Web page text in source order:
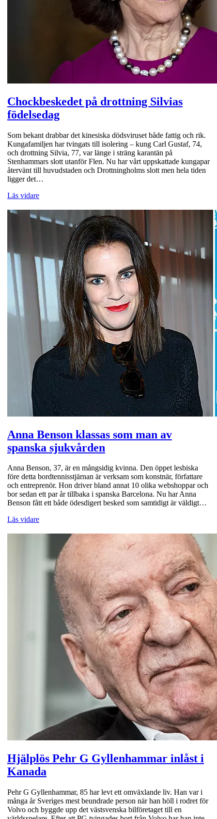
Chockbeskedet på drottning Silvias
födelsedag
Som bekant drabbar det kinesiska dödsviruset både fattig och rik.
Kungafamiljen har tvingats till isolering – kung Carl Gustaf, 74,
och drottning Silvia, 77, var länge i sträng karantän på
Stenhammars slott utanför Flen. Nu har vårt uppskattade kungapar
återvänt till huvudstaden och Drottningholms slott men hela tiden
ligger det…
Läs vidare
Anna Benson klassas som man av
spanska sjukvården
Anna Benson, 37, är en mångsidig kvinna. Den öppet lesbiska
före detta bordtennisstjärnan är verksam som konstnär, författare
och entreprenör. Hon driver bland annat 10 olika webshoppar och
bor sedan ett par år tillbaka i spanska Barcelona. Nu har Anna
Benson fått ett både ödesdigert besked som samtidigt är väldigt…
Läs vidare
Hjälplös Pehr G Gyllenhammar inlåst i
Kanada
Pehr G Gyllenhammar, 85 har levt ett omväxlande liv. Han var i
många år Sveriges mest beundrade person när han höll i rodret för
Volvo och byggde upp det västsvenska bilföretaget till en